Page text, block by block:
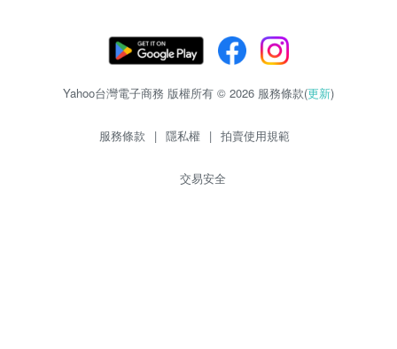
Yahoo台灣電子商務 版權所有 © 2026 服務條款(更新)
服務條款 | 隱私權 | 拍賣使用規範
交易安全